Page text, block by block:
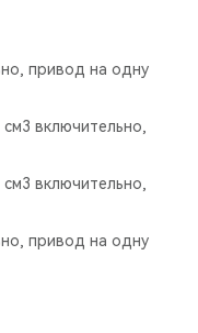
привод на одну
включительно,
включительно,
привод на одну